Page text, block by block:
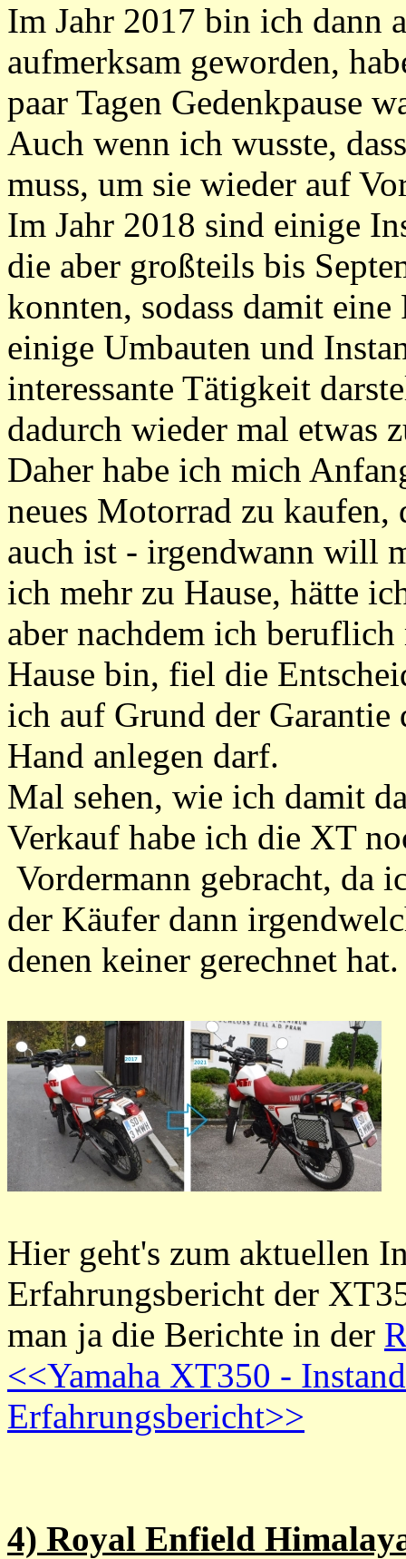
Im Jahr 2017 bin ich dann
aufmerksam geworden,
paar Tagen Gedenkpause
Auch wenn ich wusste,
muss, um sie wieder auf
Im Jahr 2018 sind einige
die aber großteils bis
konnten, sodass damit
einige Umbauten und
interessante Tätigkeit
dadurch wieder mal etwas
Daher habe ich mich
neues Motorrad zu kaufen,
auch ist - irgendwann will
ich mehr zu Hause, hätte
aber nachdem ich
Hause bin, fiel die
ich auf Grund der Garantie
Hand anlegen darf.
Mal sehen, wie ich damit
Verkauf habe ich die XT
Vordermann gebracht, da
der Käufer dann
denen keiner gerechnet hat.
Hier geht's zum aktuellen
Erfahrungsbericht der
man ja die Berichte in der
<<Yamaha XT350 -
Erfahrungsbericht>>
4) Royal Enfield